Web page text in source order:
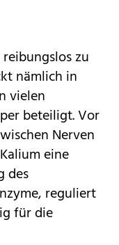
zu
nämlich in
vielen
beteiligt. Vor
Nerven
eine
des
reguliert
für die